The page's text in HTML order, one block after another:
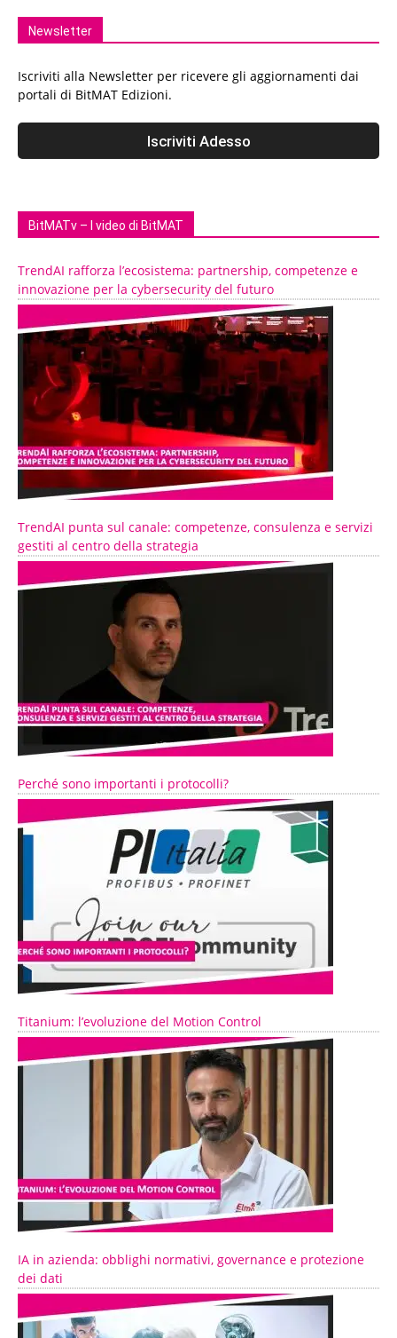
Newsletter
Iscriviti alla Newsletter per ricevere gli aggiornamenti dai
portali di BitMAT Edizioni.
BitMATv – I video di BitMAT
TrendAI rafforza l’ecosistema: partnership, competenze e
innovazione per la cybersecurity del futuro
TrendAI punta sul canale: competenze, consulenza e servizi
gestiti al centro della strategia
Perché sono importanti i protocolli?
Titanium: l’evoluzione del Motion Control
IA in azienda: obblighi normativi, governance e protezione
dei dati